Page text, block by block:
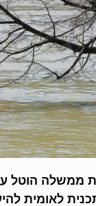
ממשלה הוטל
לאומית